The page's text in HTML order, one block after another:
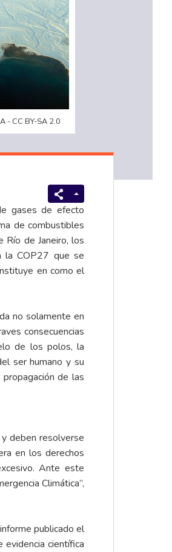
- CC BY-SA 2.0
gases de efecto
de combustibles
Río de Janeiro, los
la COP27 que se
en como el
no solamente en
consecuencias
de los polos, la
ser humano y su
de las
deben resolverse
en los derechos
Ante este
Climática”,
publicado el
científica